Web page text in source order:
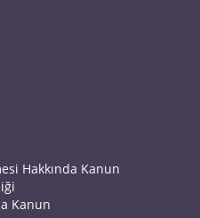
Hakkında Kanun
Kanun